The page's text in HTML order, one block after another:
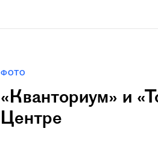
ФОТО
«Кванториум» и
Центре